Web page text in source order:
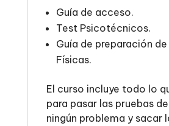
Guía de acceso.
Test Psicotécnicos.
Guía de preparación de
Físicas.
El curso incluye todo lo
para pasar las pruebas
ningún problema y sacar